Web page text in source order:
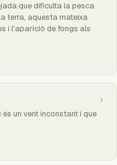
que dificulta la pesca
terra, aquesta mateixa
i l'aparició de fongs als
un vent inconstant i que